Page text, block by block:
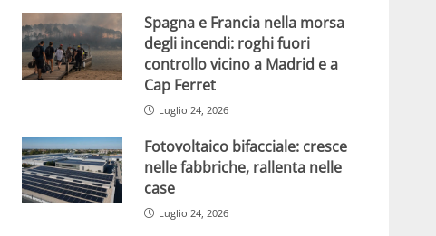
Spagna e Francia nella morsa
degli incendi: roghi fuori
controllo vicino a Madrid e a
Cap Ferret
Luglio 24, 2026
Fotovoltaico bifacciale: cresce
nelle fabbriche, rallenta nelle
case
Luglio 24, 2026